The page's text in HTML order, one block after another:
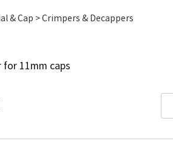
& Cap > Crimpers & Decappers
for 11mm caps